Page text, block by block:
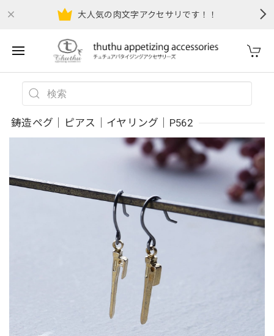
大人気の肉文字アクセサリです！！
鋳造ペグ｜ピアス｜イヤリング｜P562